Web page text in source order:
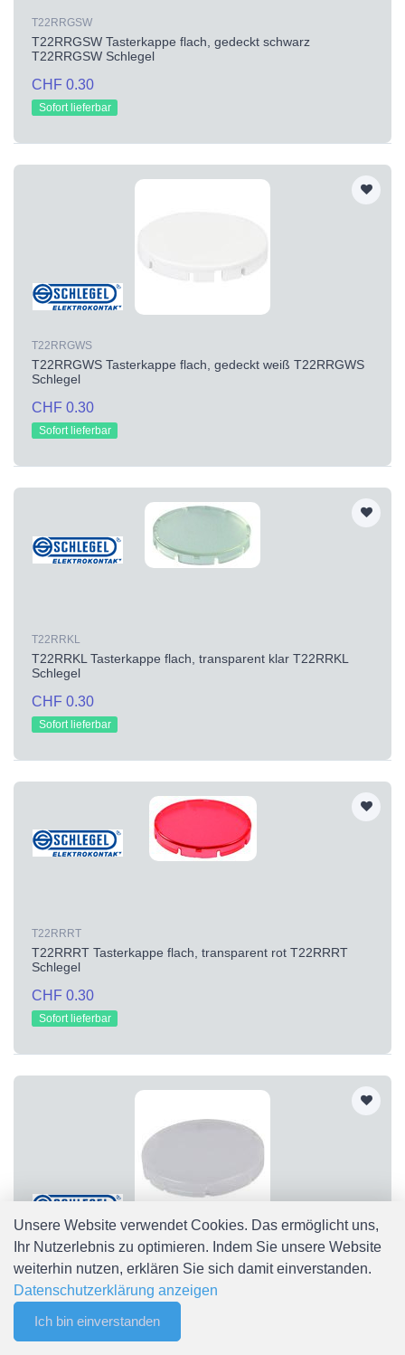
Merkliste
T22RRGSW
T22RRGSW Tasterkappe flach, gedeckt schwarz
T22RRGSW Schlegel
CHF 0.30
Sofort lieferbar
T22RRGWS
T22RRGWS Tasterkappe flach, gedeckt weiß T22RRGWS
Schlegel
CHF 0.30
Sofort lieferbar
T22RRKL
T22RRKL Tasterkappe flach, transparent klar T22RRKL
Schlegel
CHF 0.30
Sofort lieferbar
T22RRRT
T22RRRT Tasterkappe flach, transparent rot T22RRRT
Schlegel
CHF 0.30
Sofort lieferbar
T22RRWS Tasterkappe flach, transparent weiß T22RRWS
Schlegel
CHF 0.30
Sofort lieferbar
Unsere Website verwendet Cookies. Das ermöglicht uns,
Ihr Nutzerlebnis zu optimieren. Indem Sie unsere Website
weiterhin nutzen, erklären Sie sich damit einverstanden.
Datenschutzerklärung anzeigen
Ich bin einverstanden